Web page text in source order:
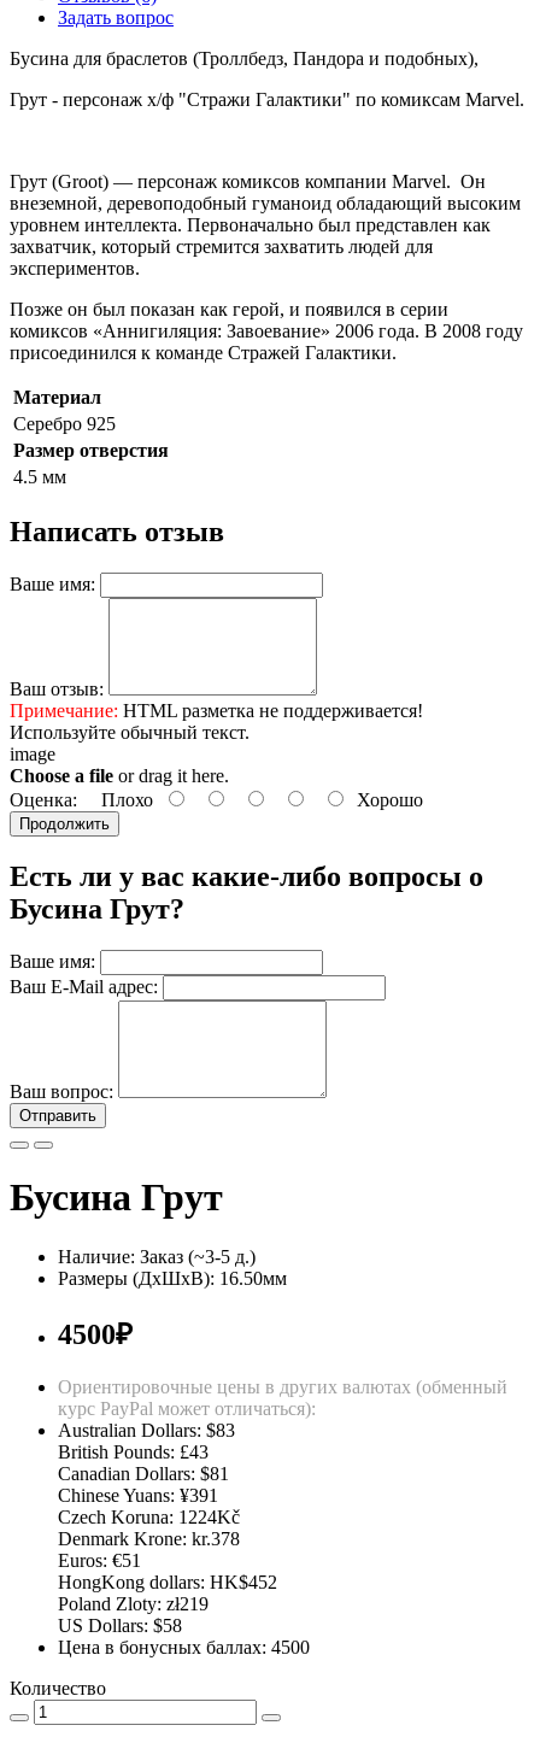
Задать вопрос
Бусина для браслетов (Троллбедз, Пандора и подобных),
Грут - персонаж х/ф "Стражи Галактики" по комиксам Marvel.
Грут (Groot) — персонаж комиксов компании Marvel. Он
внеземной, деревоподобный гуманоид обладающий высоким
уровнем интеллекта. Первоначально был представлен как
захватчик, который стремится захватить людей для
экспериментов.
Позже он был показан как герой, и появился в серии
комиксов «Аннигиляция: Завоевание» 2006 года. В 2008 году
присоединился к команде Стражей Галактики.
Материал
Серебро 925
Размер отверстия
4.5 мм
Написать отзыв
Ваше имя:
Ваш отзыв:
Примечание: HTML разметка не поддерживается!
Используйте обычный текст.
image
Choose a file or drag it here.
Оценка: Плохо Хорошо
Продолжить
Есть ли у вас какие-либо вопросы о
Бусина Грут?
Ваше имя:
Ваш E-Mail адрес:
Ваш вопрос:
Отправить
Бусина Грут
Наличие: Заказ (~3-5 д.)
Размеры (ДxШxВ): 16.50мм
4500₽
Ориентировочные цены в других валютах (обменный
курс PayPal может отличаться):
Australian Dollars: $83
British Pounds: £43
Canadian Dollars: $81
Chinese Yuans: ¥391
Czech Koruna: 1224Kč
Denmark Krone: kr.378
Euros: €51
HongKong dollars: HK$452
Poland Zloty: zł219
US Dollars: $58
Цена в бонусных баллах: 4500
Количество